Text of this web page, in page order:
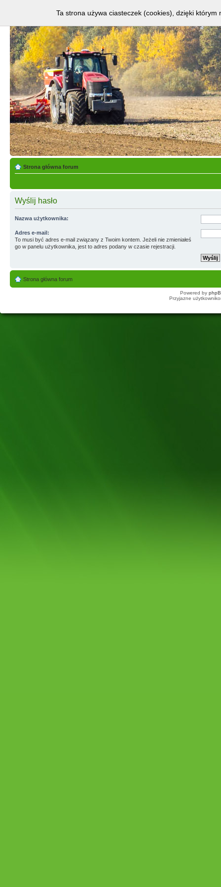
Strona główna forum
Wyślij hasło
Nazwa użytkownika:
Adres e-mail:
To musi być adres e-mail związany z Twoim kontem. Jeżeli nie zmieniałeś
go w panelu użytkownika, jest to adres podany w czasie rejestracji.
Strona główna forum
Powered by
Przyjazne
Ta strona używa ciasteczek (cookies), dzięki którym